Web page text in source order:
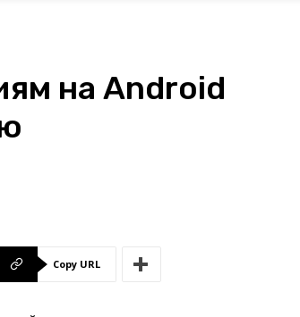
на Android
Copy URL